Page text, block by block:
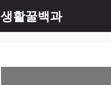
생활꿀백과